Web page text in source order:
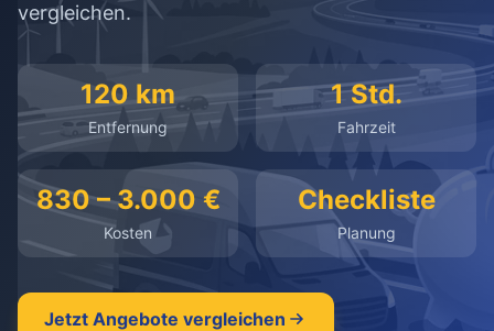
Kostenlose Beratung
+49 1579 2639409
kostenlos unverbindlich 100% kostenlos
vergleichen.
120 km
Entfernung
1 Std.
Fahrzeit
830 – 3.000 €
Kosten
Checkliste
Planung
Jetzt Angebote vergleichen